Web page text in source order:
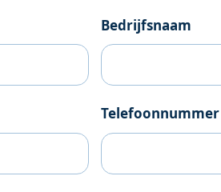
Bedrijfsnaam
Telefoonnummer